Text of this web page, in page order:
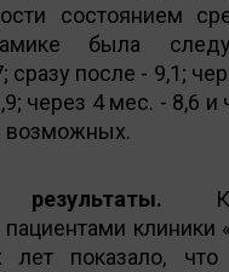
состоянием
была
сразу после - 9,1;
через 4 мес. - 8,6 и
возможных.
клиники
показало, что